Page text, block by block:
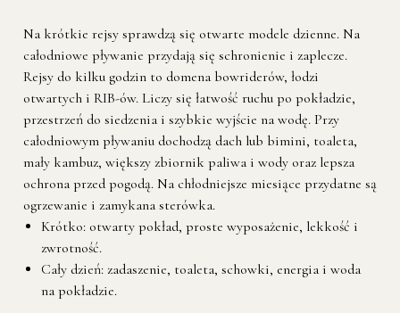
Na krótkie rejsy sprawdzą się otwarte modele dzienne. Na
całodniowe pływanie przydają się schronienie i zaplecze.
Rejsy do kilku godzin to domena bowriderów, łodzi
otwartych i RIB-ów. Liczy się łatwość ruchu po pokładzie,
przestrzeń do siedzenia i szybkie wyjście na wodę. Przy
całodniowym pływaniu dochodzą dach lub bimini, toaleta,
mały kambuz, większy zbiornik paliwa i wody oraz lepsza
ochrona przed pogodą. Na chłodniejsze miesiące przydatne są
ogrzewanie i zamykana sterówka.
Krótko: otwarty pokład, proste wyposażenie, lekkość i
zwrotność.
Cały dzień: zadaszenie, toaleta, schowki, energia i woda
na pokładzie.